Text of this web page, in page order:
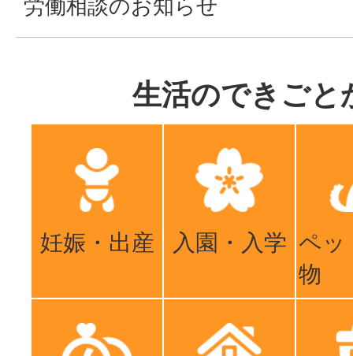
労働相談のお知らせ
生活のできごと
妊娠・出産 入園・入学 ペッ
物